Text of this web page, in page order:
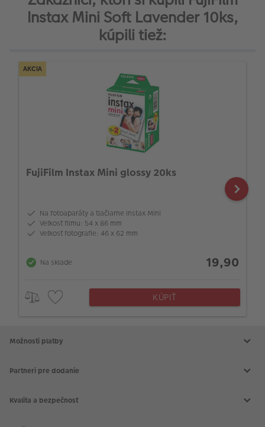
Instax Mini Soft Lavender 10ks,
kúpili tiež:
AKCIA
FujiFilm Instax Mini glossy 20ks
Na fotoaparáty a tlačiarne Instax Mini
Veľkosť filmu: 54 x 86 mm
Veľkosť fotografie: 46 x 62 mm
Na sklade 19,90
KÚPIŤ
Možnosti platby
Partneri pre dodanie
Kvalita a bezpečnosť